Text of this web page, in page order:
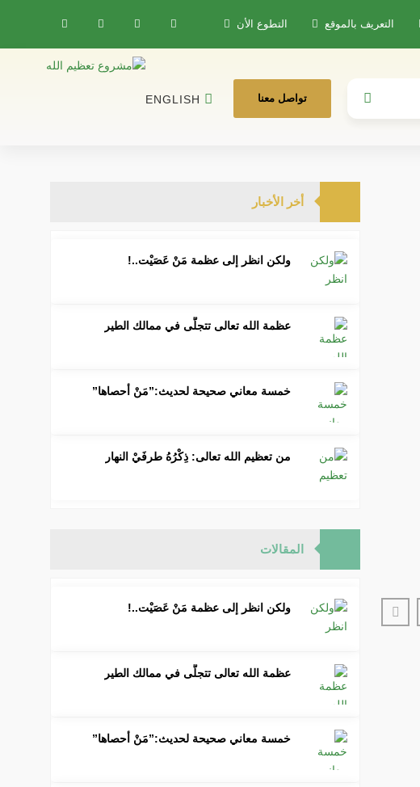
التعريف بالموقع التطوع الأن
ENGLISH تواصل معنا
أخر الأخبار
ولكن انظر إلى عظمة مَنْ عَصَيْت..!
عظمة الله تعالى تتجلَّى في ممالك الطير
خمسة معاني صحيحة لحديث:”مَنْ أحصاها”
من تعظيم الله تعالى: ذِكْرُهُ طرفَيْ النهار
المقالات
ولكن انظر إلى عظمة مَنْ عَصَيْت..!
عظمة الله تعالى تتجلَّى في ممالك الطير
خمسة معاني صحيحة لحديث:”مَنْ أحصاها”